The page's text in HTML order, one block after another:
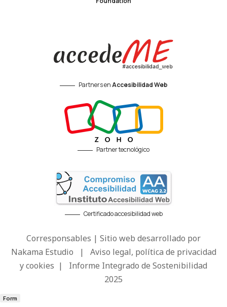
Partners enAccesibilidad Web
Partner tecnológico
Certificado accesibilidad web
Corresponsables | Sitio web desarrollado por
Nakama Estudio | Aviso legal, política de privacidad
y cookies | Informe Integrado de Sostenibilidad
2025
Form